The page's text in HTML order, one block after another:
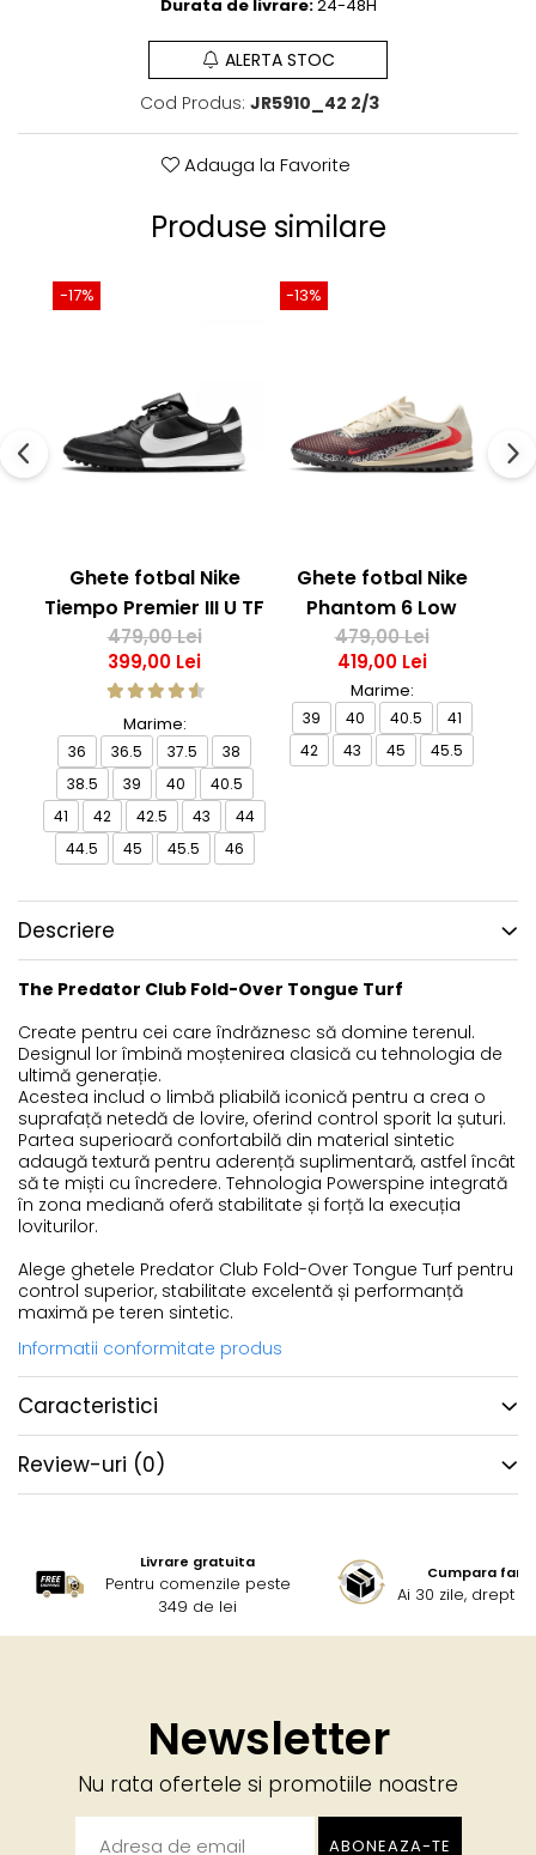
Durata de livrare:24-48H
ALERTA STOC
Cod Produs: JR5910_42 2/3
Adauga la Favorite
Produse similare
-17%
Ghete fotbal Nike
Tiempo Premier III U TF
479,00 Lei
399,00 Lei
Marime:
36 36.5 37.5
38
38.5
39 40
40.5
41
42 42.5 43
44
44.5
45 45.5 46
-13%
Ghete fotbal Nike
Phantom 6 Low
Academy TF NU3
479,00 Lei
419,00 Lei
Marime:
39 40 40.5
41
42
43 45 45.5
Descriere
The Predator Club Fold-Over Tongue Turf
Create pentru cei care îndrăznesc să domine terenul.
Designul lor îmbină moștenirea clasică cu tehnologia de
ultimă generație.
Acestea includ o limbă pliabilă iconică pentru a crea o
suprafață netedă de lovire, oferind control sporit la șuturi.
Partea superioară confortabilă din material sintetic
adaugă textură pentru aderență suplimentară, astfel încât
să te miști cu încredere. Tehnologia Powerspine integrată
în zona mediană oferă stabilitate și forță la execuția
loviturilor.
Alege ghetele Predator Club Fold-Over Tongue Turf pentru
control superior, stabilitate excelentă și performanță
maximă pe teren sintetic.
Informatii conformitate produs
Caracteristici
Review-uri (0)
Livrare gratuita
Pentru comenzile peste
349 de lei
Cumpara fara
Ai 30 zile, drept
Newsletter
Nu rata ofertele si promotiile noastre